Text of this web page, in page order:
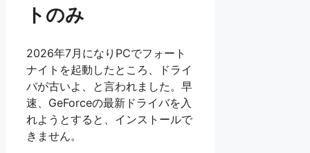
トのみ
2026年7月になりPCでフォート
ナイトを起動したところ、ドライ
バが古いよ、と言われました。早
速、GeForceの最新ドライバを入
れようとすると、インストールで
きません。